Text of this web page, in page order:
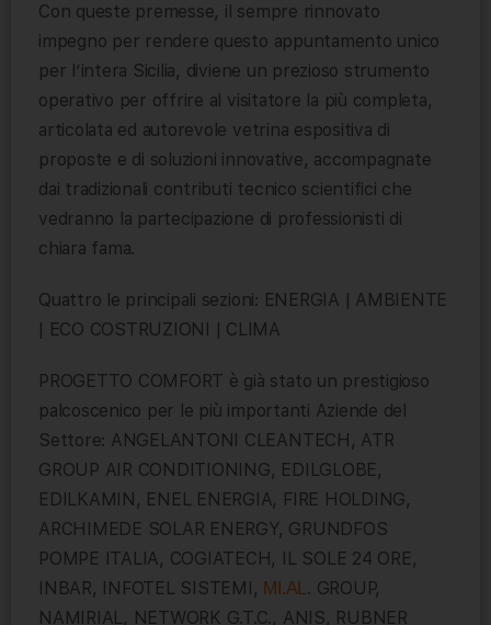
Con queste premesse, il sempre rinnovato
impegno per rendere questo appuntamento unico
per l’intera Sicilia, diviene un prezioso strumento
operativo per offrire al visitatore la più completa,
articolata ed autorevole vetrina espositiva di
proposte e di soluzioni innovative, accompagnate
dai tradizionali contributi tecnico scientifici che
vedranno la partecipazione di professionisti di
chiara fama.
Quattro le principali sezioni: ENERGIA | AMBIENTE
| ECO COSTRUZIONI | CLIMA
PROGETTO COMFORT è già stato un prestigioso
palcoscenico per le più importanti Aziende del
Settore: ANGELANTONI CLEANTECH, ATR
GROUP AIR CONDITIONING, EDILGLOBE,
EDILKAMIN, ENEL ENERGIA, FIRE HOLDING,
ARCHIMEDE SOLAR ENERGY, GRUNDFOS
POMPE ITALIA, COGIATECH, IL SOLE 24 ORE,
INBAR, INFOTEL SISTEMI, MI.AL. GROUP,
NAMIRIAL, NETWORK G.T.C., ANIS, RUBNER